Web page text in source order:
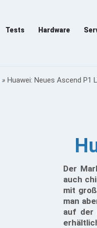
Tests Hardware
» Huawei: Neues Ascend P1
Der
auch
mit
man
auf der